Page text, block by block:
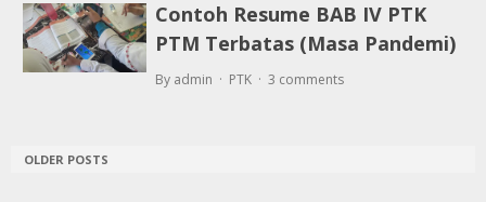
Contoh Resume BAB IV PTK
PTM Terbatas (Masa Pandemi)
By admin PTK 3 comments
OLDER POSTS